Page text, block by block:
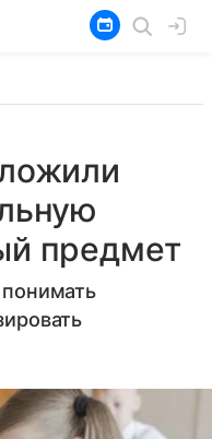
предмет